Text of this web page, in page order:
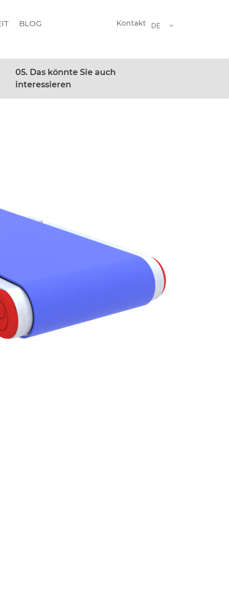
BLOG
Kontakt DE
05. Das könnte Sie auch
interessieren